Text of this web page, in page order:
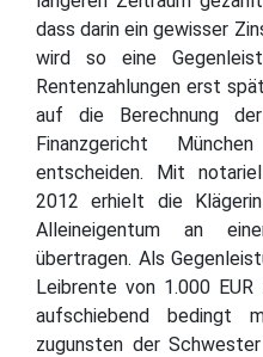
dass darin ein gewisser
wird so eine
Rentenzahlungen erst
auf die Berechnung
Finanzgericht
entscheiden. Mit
2012 erhielt die
Alleineigentum an
übertragen. Als
Leibrente von 1.000
aufschiebend bedingt
zugunsten der